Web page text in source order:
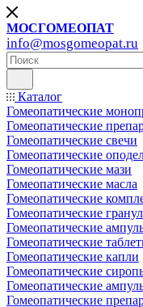
МОСГОМЕОПАТ
info@mosgomeopat.ru
Каталог
Гомеопатические
Гомеопатические
Гомеопатические свечи
Гомеопатические
Гомеопатические мази
Гомеопатические масла
Гомеопатические
Гомеопатические
Гомеопатические
Гомеопатические
Гомеопатические капли
Гомеопатические
Гомеопатические
Гомеопатические